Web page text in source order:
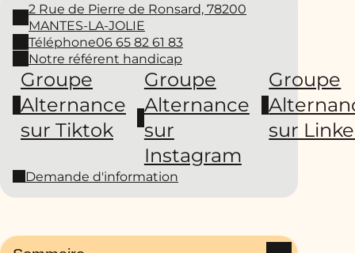
2 Rue de Pierre de Ronsard, 78200
MANTES-LA-JOLIE
Téléphone06 65 82 61 83
Notre référent handicap
Groupe
Alternance
sur Tiktok
Groupe
Alternance
sur
Instagram
Groupe
sur
Demande d'information